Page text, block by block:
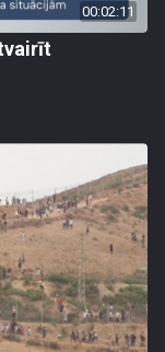
00:02:11